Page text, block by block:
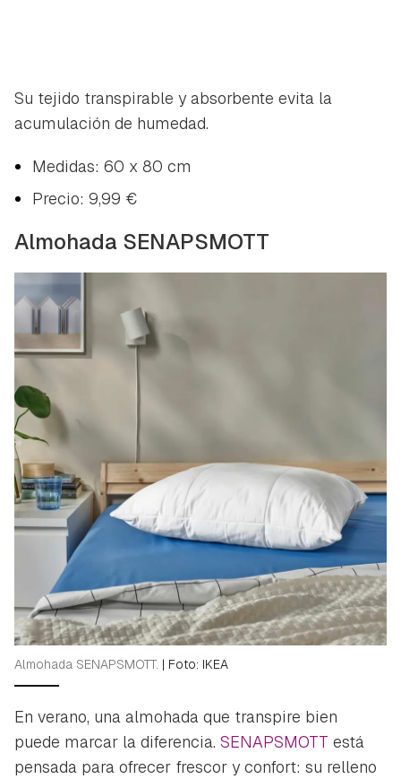
Su tejido transpirable y absorbente evita la
acumulación de humedad.
Medidas: 60 x 80 cm
Precio: 9,99 €
Almohada SENAPSMOTT
Almohada SENAPSMOTT. | Foto: IKEA
En verano, una almohada que transpire bien
puede marcar la diferencia. SENAPSMOTT está
pensada para ofrecer frescor y confort: su relleno